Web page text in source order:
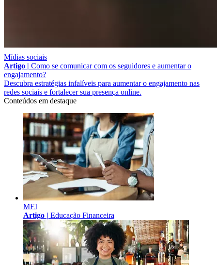
Mídias sociais
Artigo | Como se comunicar com os seguidores e aumentar o
engajamento?
Descubra estratégias infalíveis para aumentar o engajamento nas
redes sociais e fortalecer sua presença online.
Conteúdos em destaque
MEI
Artigo | Educação Financeira